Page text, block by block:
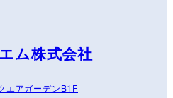
ム株式会社
エアガーデンB1F